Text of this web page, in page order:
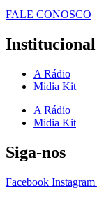
FALE CONOSCO
Institucional
A Rádio
Midia Kit
A Rádio
Midia Kit
Siga-nos
Facebook Instagram